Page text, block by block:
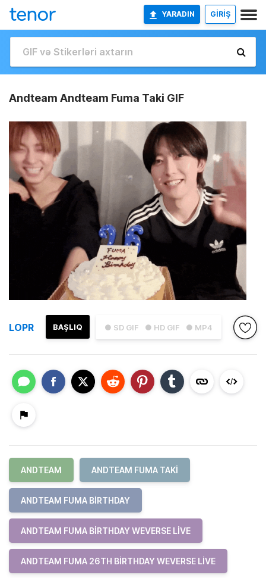
YARADIN GİRİŞ
Andteam Andteam Fuma Taki GIF
● SD GIF ● HD GIF ● MP4
BAŞLIQ
LOPR
ANDTEAM ANDTEAM FUMA TAKI
ANDTEAM FUMA BIRTHDAY
ANDTEAM FUMA BIRTHDAY WEVERSE LIVE
ANDTEAM FUMA 26TH BIRTHDAY WEVERSE LIVE